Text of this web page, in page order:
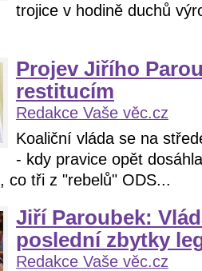
trojice v hodině duchů
Projev Jiřího
restitucím
Redakce Vaše věc.cz
Koaliční vláda se na
- kdy pravice opět
co tři z "rebelů" ODS...
Jiří Paroubek:
poslední zbytky
Redakce Vaše věc.cz